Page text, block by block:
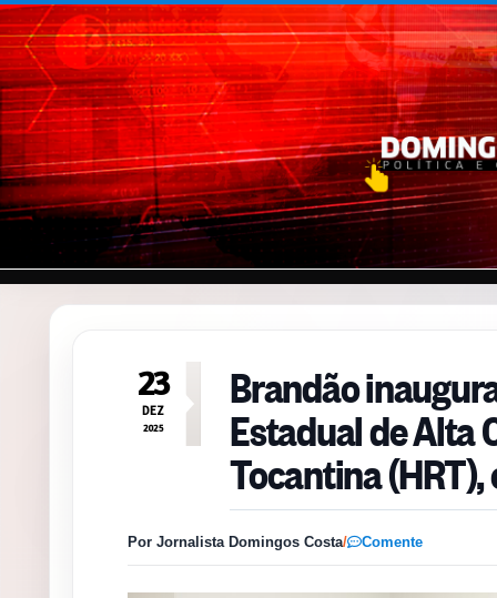
Pular para o conteúdo
23
DEZ
2025
Brandão
Estadual de Alta
Tocantina
Por Jornalista Domingos Costa/ Comente